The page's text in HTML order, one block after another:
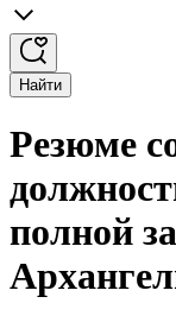
Найти
Резюме
полной